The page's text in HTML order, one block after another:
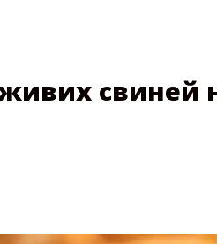
свиней